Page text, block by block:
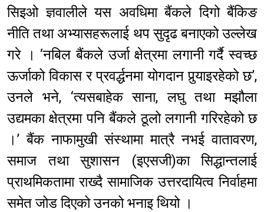
सिइओ ज्ञवालीले यस अवधिमा बैंकले दिगो बैंकिङ
नीति तथा अभ्यासहरूलाई थप सुदृढ बनाएको उल्लेख
गरे । ‘नबिल बैंकले उर्जा क्षेत्रमा लगानी गर्दै स्वच्छ
ऊर्जाको विकास र प्रवर्द्धनमा योगदान पुर्‍याइरहेको छ’,
उनले भने, ‘त्यसबाहेक साना, लघु तथा मझौला
उद्यमका क्षेत्रमा पनि बैंकले ठूलो लगानी गरिरहेको छ
।’ बैंक नाफामुखी संस्थामा मात्रै नभई वातावरण,
समाज तथा सुशासन (इएसजी)का सिद्धान्तलाई
प्राथमिकतामा राख्दै सामाजिक उत्तरदायित्व निर्वाहमा
समेत जोड दिएको उनको भनाइ थियो ।